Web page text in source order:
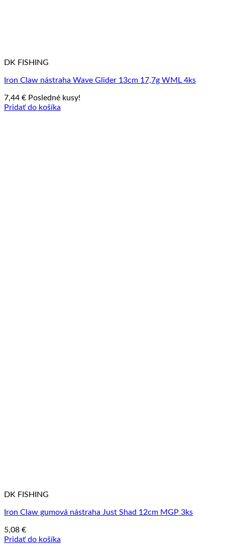
DK FISHING
Iron Claw nástraha Wave Glider 13cm 17,7g WML 4ks
7,44 € Posledné kusy!
Pridať do košíka
DK FISHING
Iron Claw gumová nástraha Just Shad 12cm MGP 3ks
5,08 €
Pridať do košíka